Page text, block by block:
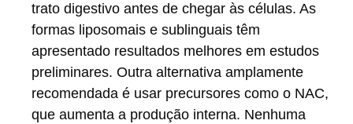
trato digestivo antes de chegar às células. As
formas liposomais e sublinguais têm
apresentado resultados melhores em estudos
preliminares. Outra alternativa amplamente
recomendada é usar precursores como o NAC,
que aumenta a produção interna. Nenhuma